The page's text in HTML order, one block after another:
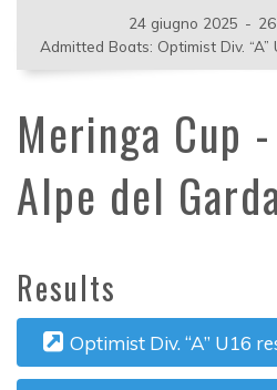
24 giugno 2025 -
Admitted Boats: Optimist Div. “A”
Meringa Cup
Alpe del
Results
Optimist Div. “A” U16